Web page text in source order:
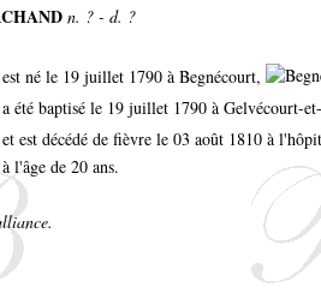
n. ? - d. ?
est né le 19 juillet 1790 à Begnécourt,
a été baptisé le 19 juillet 1790 à Gelvécourt-
et est décédé de fièvre le 03 août 1810 à
à l'âge de 20 ans.